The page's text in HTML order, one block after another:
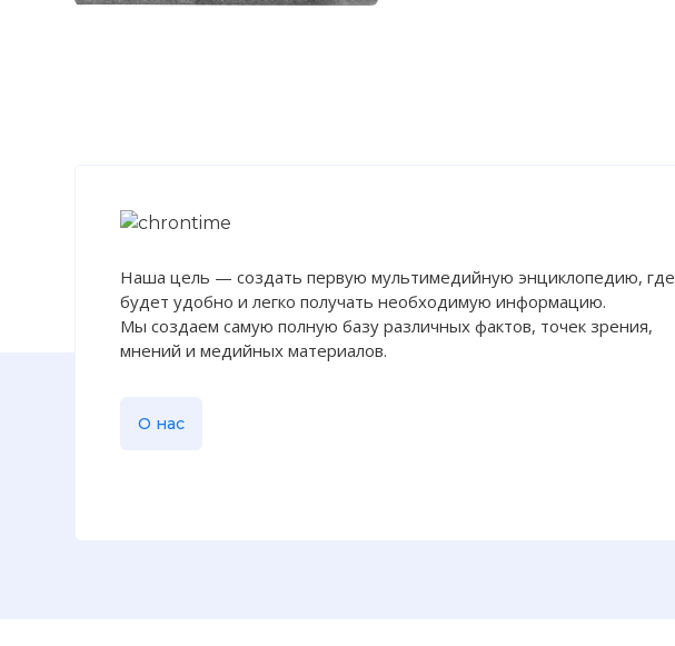
Наша цель — создать первую мультимедийную энциклопедию, где
будет удобно и легко получать необходимую информацию.
Мы создаем самую полную базу различных фактов, точек зрения,
мнений и медийных материалов.
О нас